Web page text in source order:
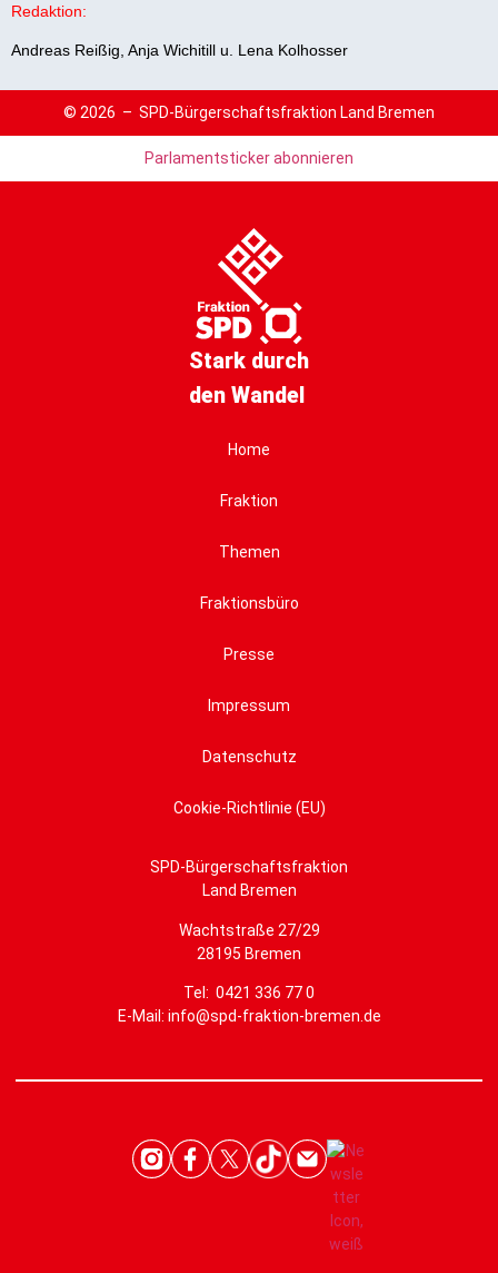
Redaktion:
Andreas Reißig, Anja Wichitill u. Lena Kolhosser
© 2026 – SPD-Bürgerschaftsfraktion Land Bremen
Parlamentsticker abonnieren
Stark durch
den Wandel
Home
Fraktion
Themen
Fraktionsbüro
Presse
Impressum
Datenschutz
Cookie-Richtlinie (EU)
SPD-Bürgerschaftsfraktion
Land Bremen
Wachtstraße 27/29
28195 Bremen
Tel: 0421 336 77 0
E-Mail: info@spd-fraktion-bremen.de